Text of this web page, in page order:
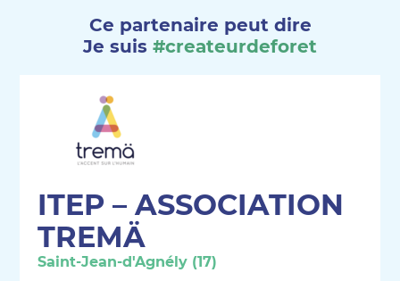
Ce partenaire peut dire
Je suis #createurdeforet
ITEP – ASSOCIATION
TREMÄ
Saint-Jean-d'Agnély (17)